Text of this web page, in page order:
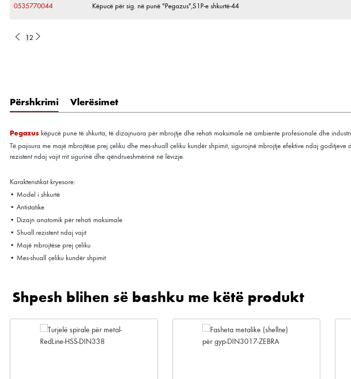
0535770044 Këpucë për sig. në punë "Pegazus",S1P-e shkurtë-44
1 2
Përshkrimi Vlerësimet
Pegazus këpucë pune të shkurta, të dizajnuara për mbrojtje dhe rehati maksimale në ambiente profesionale dhe
Të pajisura me majë mbrojtëse prej çeliku dhe mes-shuall çeliku kundër shpimit, sigurojnë mbrojtje efektive ndaj
rezistent ndaj vajit rrit sigurinë dhe qëndrueshmërinë në lëvizje.
Karakteristikat kryesore:
• Model i shkurtë
• Antistatike
• Dizajn anatomik për rehati maksimale
• Shuall rezistent ndaj vajit
• Majë mbrojtëse prej çeliku
• Mes-shuall çeliku kundër shpimit
Shpesh blihen së bashku me këtë produkt
Kalo galerinë e produktit